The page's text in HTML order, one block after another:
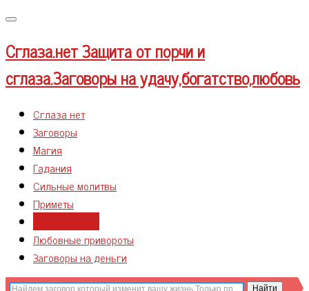
Меню
Сглаза.нетЗащита от порчи и
сглаза.Заговоры на удачу,богатство,любовь
Сглаза нет
Заговоры
Магия
Гадания
Сильные молитвы
Приметы
Любовные привороты
Заговоры на деньги